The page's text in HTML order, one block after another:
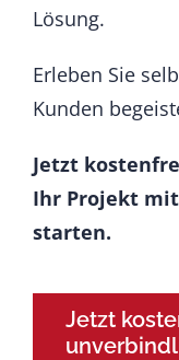
Lösung.
Erleben Sie
Kunden
Jetzt
Ihr Projekt
starten.
Jetzt